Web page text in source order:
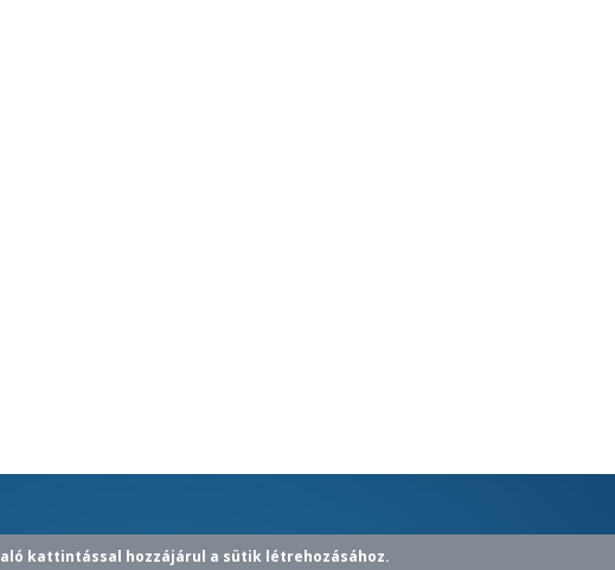
kattintással hozzájárul a sütik létrehozásához.